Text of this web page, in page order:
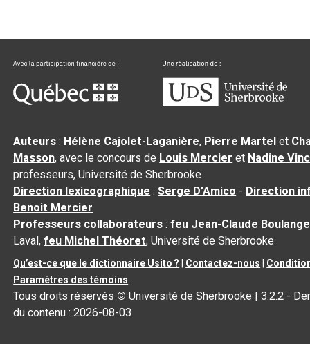
Auteurs : Hélène Cajolet-Laganière, Pierre Martel et
Masson, avec le concours de Louis Mercier et Nadine
professeurs, Université de Sherbrooke
Direction lexicographique :Serge D’Amico - Direction
Benoit Mercier
Professeurs collaborateurs :feu Jean-Claude
Laval,feu Michel Théoret, Université de Sherbrooke
Qu’est-ce que le dictionnaire Usito ? Contactez-nous
Paramètres des témoins
Tous droits réservés © Université de Sherbrooke |3.2.2 -
du contenu :2026-08-03